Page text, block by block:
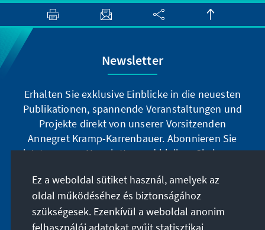
Newsletter
Erhalten Sie exklusive Einblicke in die neuesten
Publikationen, spannende Veranstaltungen und
Projekte direkt von unserer Vorsitzenden
Annegret Kramp-Karrenbauer. Abonnieren Sie
jetzt unseren Newsletter und bleiben Sie immer
Jetzt abonnieren
Ez a weboldal sütiket használ, amelyek az
oldal működéséhez és biztonságához
szükségesek. Ezenkívül a weboldal anonim
felhasználói adatokat gyűjt statisztikai